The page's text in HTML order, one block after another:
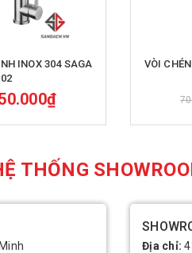
INOX 304 SAGA
VÒI
THỐNG
Địa chỉ: